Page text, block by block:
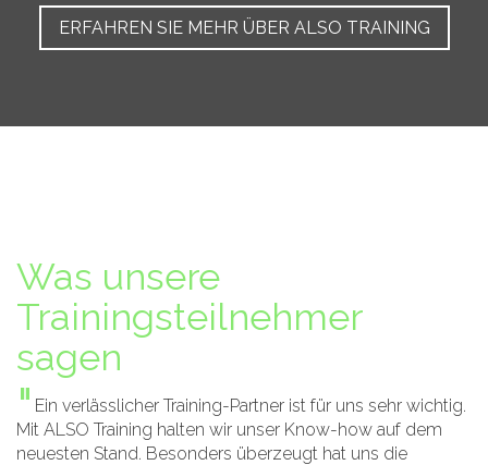
ERFAHREN SIE MEHR ÜBER ALSO TRAINING
Was unsere
Trainingsteilnehmer
sagen
"Ein verlässlicher Training-Partner ist für uns sehr wichtig.
Mit ALSO Training halten wir unser Know-how auf dem
neuesten Stand. Besonders überzeugt hat uns die